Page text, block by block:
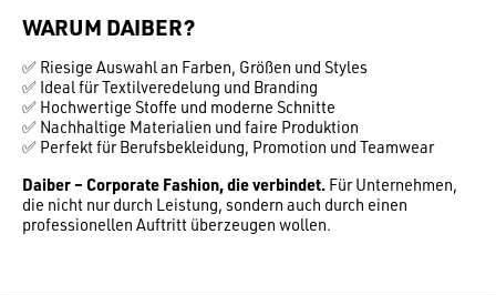
WARUM DAIBER?
✅ Riesige Auswahl an Farben, Größen und Styles
✅ Ideal für Textilveredelung und Branding
✅ Hochwertige Stoffe und moderne Schnitte
✅ Nachhaltige Materialien und faire Produktion
✅ Perfekt für Berufsbekleidung, Promotion und Teamwear
Daiber – Corporate Fashion, die verbindet. Für Unternehmen,
die nicht nur durch Leistung, sondern auch durch einen
professionellen Auftritt überzeugen wollen.